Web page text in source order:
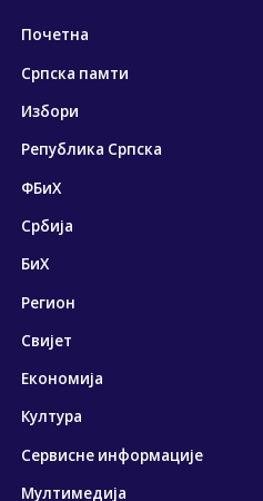
Почетна
Српска памти
Избори
Република Српска
ФБиХ
Србија
БиХ
Регион
Свијет
Економија
Култура
Сервисне информације
Мултимедија